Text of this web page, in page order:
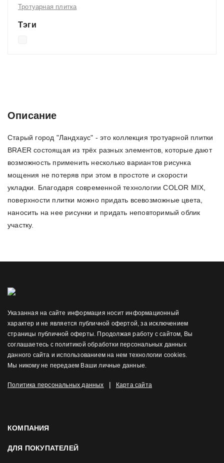
Тротуарная плитка
Тэги
Описание
Старый город "Ландхаус" - это коллекция тротуарной плитки
BRAER состоящая из трёх разных элементов, которые дают
возможность применить несколько вариантов рисунка
мощения не потеряв при этом в простоте и скорости
укладки. Благодаря современной технологии COLOR MIX,
поверхности плитки можно придать всевозможные цвета,
наносить на нее рисунки и придать неповторимый облик
участку.
Указанная на сайте информация носит информационный
характер и не является публичной офертой, за исключением
страницы публичной оферты. Продолжая работу с сайтом, Вы
соглашаетесь с политикой обработки персональных данных
данного сайта и использованием на нем технологии cookies.
Мы никому не передаем Ваши личные данные.
Политика персональных данных | Карта сайта
КОМПАНИЯ
ДЛЯ ПОКУПАТЕЛЕЙ